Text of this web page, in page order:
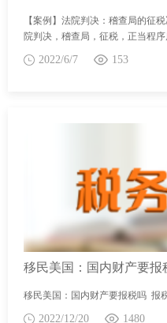
【案例】法院判决：稽查局的征
院判决，稽查局，征税，正当程序
2022/6/7 153
移民美国：国内财产要报
移民美国：国内财产要报税吗 报
2022/12/20 1480